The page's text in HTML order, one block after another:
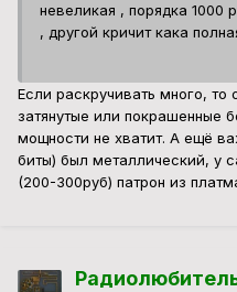
невеликая , порядка 1000
, другой кричит кака
Если раскручивать много,
затянутые или покрашенные
мощности не хватит. А ещё
биты) был металлический, у
(200-300руб) патрон из